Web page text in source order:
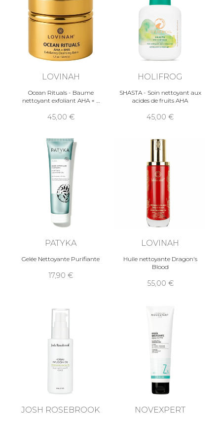
LOVINAH
Ocean Rituals - Baume
nettoyant exfoliant AHA +
45,00
HOLIFROG
SHASTA - Soin nettoyant aux
acides de fruits AHA
45,00
PATYKA
Gelée Nettoyante Purifiante
17,90
LOVINAH
Huile nettoyante Dragon's
Blood
55,00
JOSH ROSEBROOK NOVEXPERT